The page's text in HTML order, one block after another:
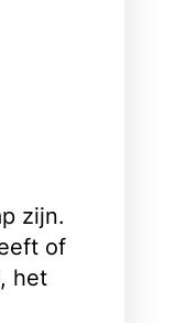
zijn.
of
het